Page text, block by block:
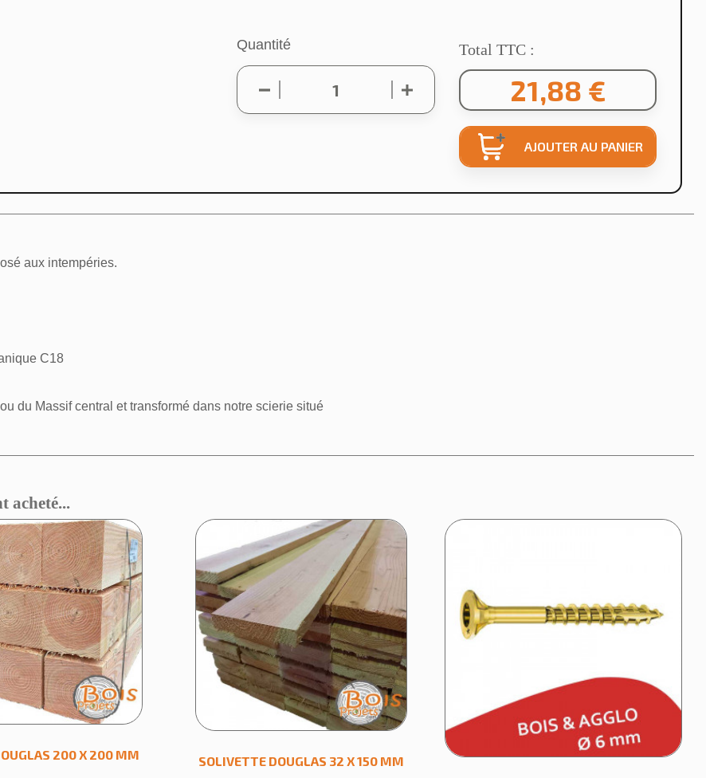
Quantité Total TTC :
21,88 €
AJOUTER AU PANIER
aux intempéries.
C18
du Massif central et transformé dans notre scierie situé
acheté...
200 X 200 MM SOLIVETTE DOUGLAS 32 X 150 MM
une liste d'envies ×